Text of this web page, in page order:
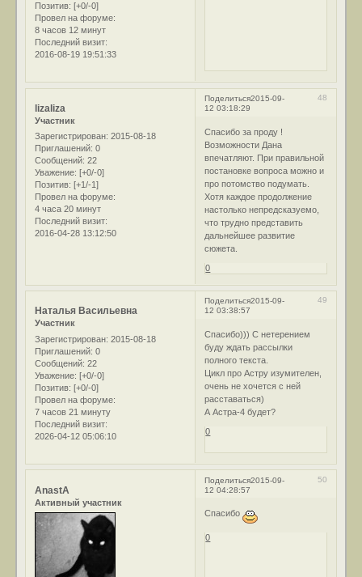
Позитив: [+0/-0]
Провел на форуме:
8 часов 12 минут
Последний визит:
2016-08-19 19:51:33
Поделиться 48
2015-09-
12 03:18:29
lizaliza
Участник
Зарегистрирован: 2015-08-18
Приглашений: 0
Сообщений: 22
Уважение: [+0/-0]
Позитив: [+1/-1]
Провел на форуме:
4 часа 20 минут
Последний визит:
2016-04-28 13:12:50
Спасибо за проду !
Возможности Дана
впечатляют. При правильной
постановке вопроса можно и
про потомство подумать.
Хотя каждое продолжение
настолько непредсказуемо,
что трудно представить
дальнейшее развитие
сюжета.
0
Поделиться 49
2015-09-
12 03:38:57
Наталья Васильевна
Участник
Зарегистрирован: 2015-08-18
Приглашений: 0
Сообщений: 22
Уважение: [+0/-0]
Позитив: [+0/-0]
Провел на форуме:
7 часов 21 минуту
Последний визит:
2026-04-12 05:06:10
Спасибо))) С нетерением
буду ждать рассылки
полного текста.
Цикл про Астру изумителен,
очень не хочется с ней
расставаться)
А Астра-4 будет?
0
Поделиться 50
2015-09-
12 04:28:57
AnastA
Активный участник
Спасибо
0